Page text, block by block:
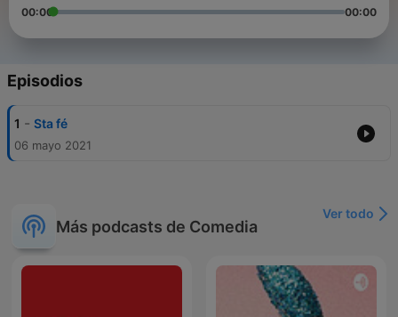
00:00 00:00
Episodios
1 - Sta fé
06 mayo 2021
Más podcasts de Comedia
Ver todo